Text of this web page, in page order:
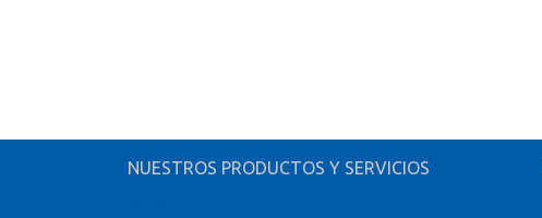
NUESTROS PRODUCTOS Y SERVICIOS